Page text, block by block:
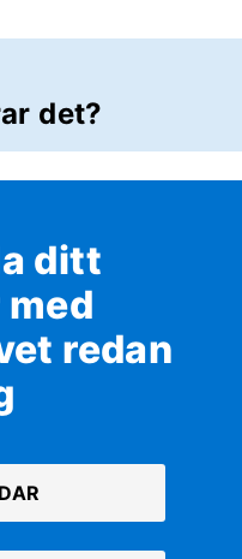
det?
ditt
redan